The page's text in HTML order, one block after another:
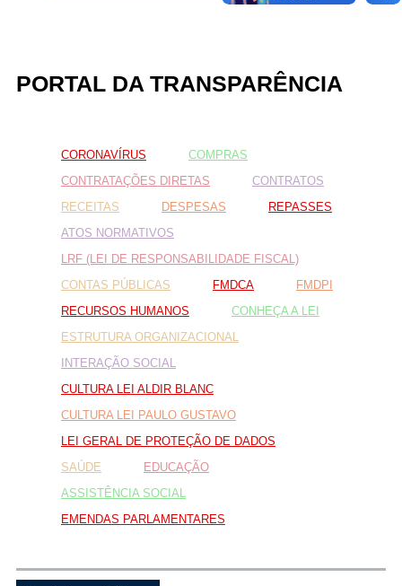
Nome*
Telefone 1*
E-mail*
Cidade/Estado
Assunto*
Mensagem*
privacidade
...Ou se preferir
Ligue para nós
PORTAL DA TRANSPARÊNCIA
CORONAVÍRUS
COMPRAS
CONTRATAÇÕES DIRETAS
CONTRATOS
RECEITAS
DESPESAS
REPASSES
ATOS NORMATIVOS
LRF (LEI DE RESPONSABILIDADE FISCAL)
CONTAS PÚBLICAS
FMDCA
FMDPI
RECURSOS HUMANOS
CONHEÇA A LEI
ESTRUTURA ORGANIZACIONAL
INTERAÇÃO SOCIAL
CULTURA LEI ALDIR BLANC
CULTURA LEI PAULO GUSTAVO
LEI GERAL DE PROTEÇÃO DE DADOS
SAÚDE
EDUCAÇÃO
ASSISTÊNCIA SOCIAL
EMENDAS PARLAMENTARES